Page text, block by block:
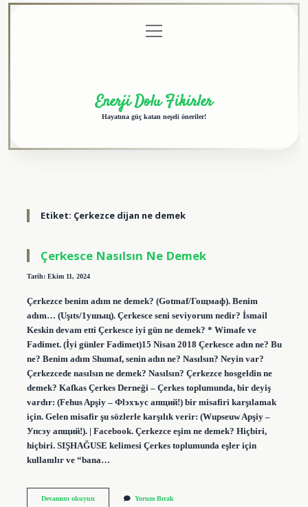
menüyü
aç
Enerji Dolu Fikirler
Hayatına güç katan neşeli öneriler!
Etiket: Çerkezce dijan ne demek
Çerkesce Nasılsın Ne Demek
Tarih: Ekim 11, 2024
Çerkezce benim adım ne demek? (Gotmaf/Гощмаф). Benim
adım… (Uşıts/1ушыц). Çerkesce seni seviyorum nedir? İsmail
Keskin devam etti Çerkesce iyi gün ne demek? * Wimafe ve
Fadimet. (İyi günler Fadimet)15 Nisan 2018 Çerkesce adın ne? Bu
ne? Benim adım Shumaf, senin adın ne? Nasılsın? Neyin var?
Çerkezcede nasılsın ne demek? Nasılsın? Çerkezce hosgeldin ne
demek? Kafkas Çerkes Derneği – Çerkes toplumunda, bir deyiş
vardır: (Fehus Apşiy – Фlэхъус апщий!) bir misafiri karşılamak
için. Gelen misafir şu sözlerle karşılık verir: (Wupseuw Apşiy –
Упсэу апщий!). | Facebook. Çerkezce eşim ne demek? Hiçbiri,
hiçbiri. SIŞHAĞUSE kelimesi Çerkes toplumunda eşler için
kullanılır ve “bana…
Devamını okuyunÇerkesce
Yorum Bırak